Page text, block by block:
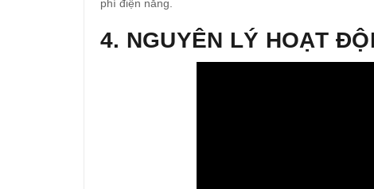
phí điện năng.
4. NGUYÊN LÝ HOẠT